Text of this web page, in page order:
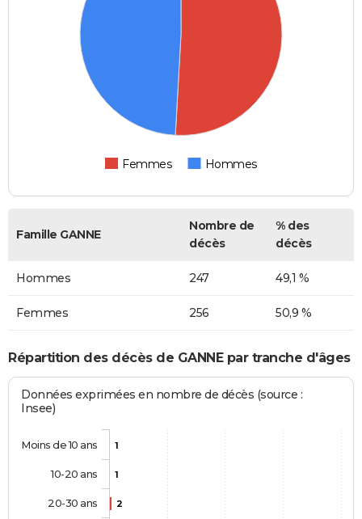
Femmes Hommes
Famille GANNE
Nombre de
décès
% des
décès
Hommes 247 49,1 %
Femmes 256 50,9 %
Répartition des décès de GANNE par tranche d'âges
Données exprimées en nombre de décès (source :
Insee)
1
1
2
Moins de 10 ans
10-20 ans
20-30 ans